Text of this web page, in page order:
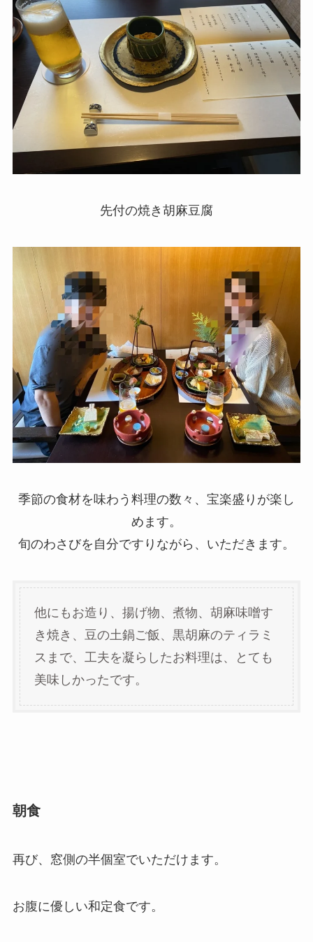
先付の焼き胡麻豆腐
季節の食材を味わう料理の数々、宝楽盛りが楽し
めます。
旬のわさびを自分ですりながら、いただきます。
他にもお造り、揚げ物、煮物、胡麻味噌す
き焼き、豆の土鍋ご飯、黒胡麻のティラミ
スまで、工夫を凝らしたお料理は、とても
美味しかったです。
朝食
再び、窓側の半個室でいただけます。
お腹に優しい和定食です。